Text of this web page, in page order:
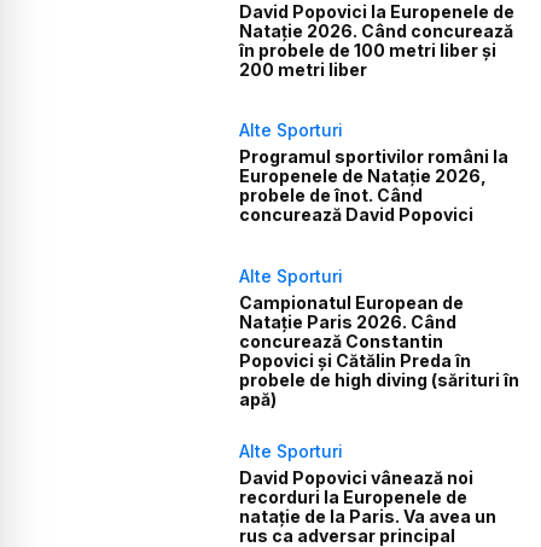
David Popovici la Europenele de
Natație 2026. Când concurează
în probele de 100 metri liber și
200 metri liber
Alte Sporturi
Programul sportivilor români la
Europenele de Natație 2026,
probele de înot. Când
concurează David Popovici
Alte Sporturi
Campionatul European de
Natație Paris 2026. Când
concurează Constantin
Popovici și Cătălin Preda în
probele de high diving (sărituri în
apă)
Alte Sporturi
David Popovici vânează noi
recorduri la Europenele de
natație de la Paris. Va avea un
rus ca adversar principal